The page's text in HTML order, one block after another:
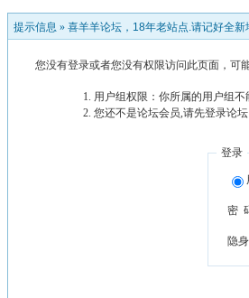
提示信息 » 喜羊羊论坛，18年老站点.请记好全
您没有登录或者您没有权限访问此页面，可
用户组权限：你所属的用户组
您还不是论坛会员,请先登录论坛
登录
密
隐